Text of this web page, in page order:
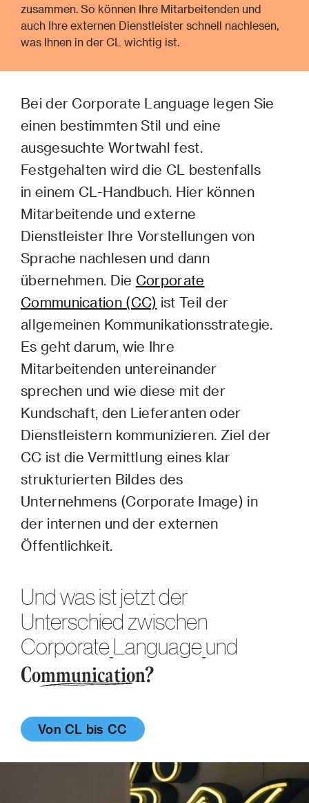
zusammen. So können Ihre Mitarbeitenden und
auch Ihre externen Dienstleister schnell nachlesen,
was Ihnen in der CL wichtig ist.
Bei der Corporate Language legen Sie
einen bestimmten Stil und eine
ausgesuchte Wortwahl fest.
Festgehalten wird die CL bestenfalls
in einem CL-Handbuch. Hier können
Mitarbeitende und externe
Dienstleister Ihre Vorstellungen von
Sprache nachlesen und dann
übernehmen. Die Corporate
Communication (CC) ist Teil der
allgemeinen Kommunikationsstrategie.
Es geht darum, wie Ihre
Mitarbeitenden untereinander
sprechen und wie diese mit der
Kundschaft, den Lieferanten oder
Dienstleistern kommunizieren. Ziel der
CC ist die Vermittlung eines klar
strukturierten Bildes des
Unternehmens (Corporate Image) in
der internen und der externen
Öffentlichkeit.
Und was ist jetzt der
Unterschied zwischen
CorporateLanguageund
Communication?
Von CL bis CC